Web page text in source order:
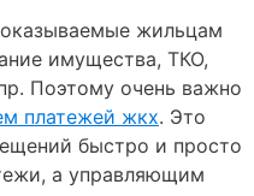
жильцам
имущества, ТКО,
Поэтому очень важно
платежей жкх. Это
быстро и просто
а управляющим